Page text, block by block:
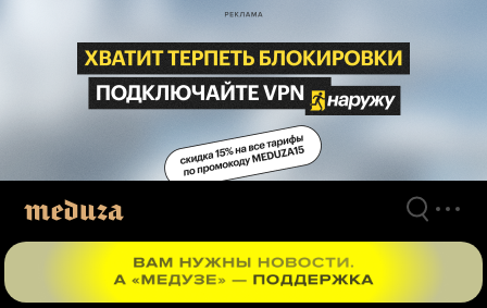
материалам